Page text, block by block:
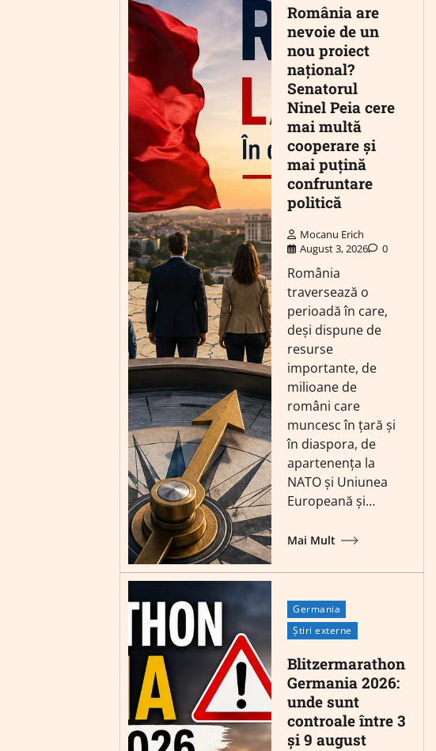
România are
nevoie de un
nou proiect
național?
Senatorul
Ninel Peia cere
mai multă
cooperare și
mai puțină
confruntare
politică
Mocanu Erich
August 3, 2026
0
România
traversează o
perioadă în care,
deși dispune de
resurse
importante, de
milioane de
români care
muncesc în țară și
în diaspora, de
apartenența la
NATO și Uniunea
Europeană și…
Mai Mult
Germania
Știri externe
Blitzermarathon
Germania 2026:
unde sunt
controale între 3
și 9 august